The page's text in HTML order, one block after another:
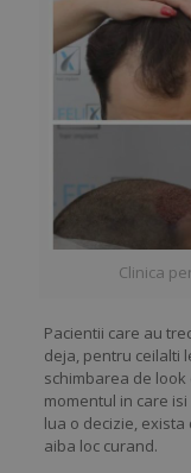
Clinica
Pacientii care au
deja, pentru ceilalti
schimbarea de
momentul in care
lua o decizie,
aiba loc curand.